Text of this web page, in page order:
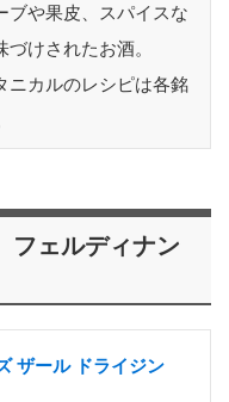
ブや果皮、スパイスな
づけされたお酒。
ニカルのレシピは各銘
フェルディナン
ザール ドライジン